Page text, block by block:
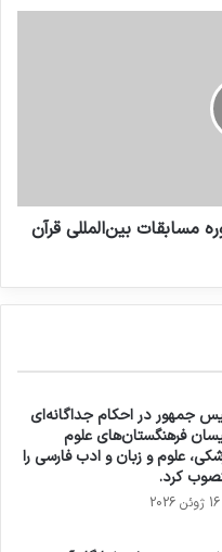
مسابقات بین‌المللی قرآن
جمهور در احکام جداگانه‌ای
فرهنگستان‌های علوم
علوم و زبان و ادب فارسی را
کرد.
16 ژوئن 2026